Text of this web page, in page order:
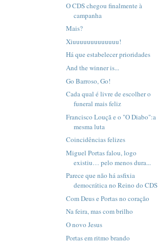
O CDS chegou finalmente à
campanha
Mais?
Xiuuuuuuuuuuuuu!
Há que estabelecer prioridades
And the winner is...
Go Barroso, Go!
Cada qual é livre de escolher o
funeral mais feliz
Francisco Louçã e o "O Diabo":a
mesma luta
Coincidências felizes
Miguel Portas falou, logo
existiu… pelo menos dura...
Parece que não há asfixia
democrática no Reino do CDS
Com Deus e Portas no coração
Na feira, mas com brilho
O novo Jesus
Portas em ritmo brando